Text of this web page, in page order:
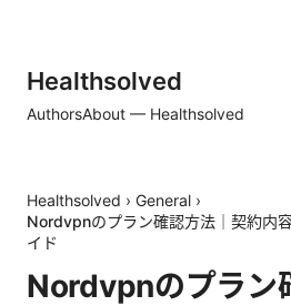
Healthsolved
AuthorsAbout — Healthsolved
Healthsolved › General ›
Nordvpnのプラン確認方法｜契約内容
イド
Nordvpnのプラン